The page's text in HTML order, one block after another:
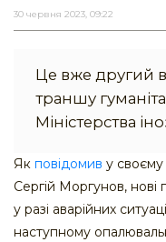
30 червня 2023, 09:22
Це вже другий
траншу
Міністерства
Як повідомив у своєму
Сергій Моргунов, нові
у разі аварійних
наступному